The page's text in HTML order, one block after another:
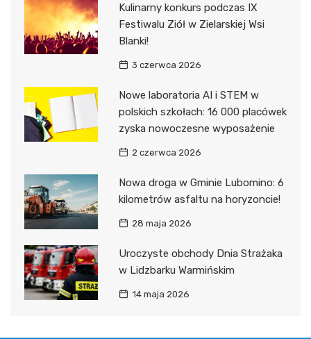
Kulinarny konkurs podczas IX
Festiwalu Ziół w Zielarskiej Wsi
Blanki!
3 czerwca 2026
Nowe laboratoria AI i STEM w
polskich szkołach: 16 000 placówek
zyska nowoczesne wyposażenie
2 czerwca 2026
Nowa droga w Gminie Lubomino: 6
kilometrów asfaltu na horyzoncie!
28 maja 2026
Uroczyste obchody Dnia Strażaka
w Lidzbarku Warmińskim
14 maja 2026